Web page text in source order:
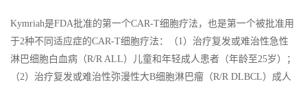
Kymriah是FDA批准的第一个CAR-T细胞疗法，也是第一个被批准用
于2种不同适应症的CAR-T细胞疗法：（1）治疗复发或难治性急性
淋巴细胞白血病（R/R ALL）儿童和年轻成人患者（年龄至25岁）；
（2）治疗复发或难治性弥漫性大B细胞淋巴瘤（R/R DLBCL）成人